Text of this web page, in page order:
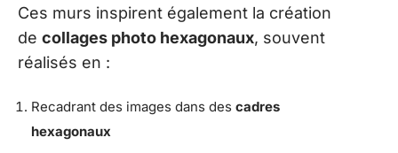
Ces murs inspirent également la création
de collages photo hexagonaux, souvent
réalisés en :
Recadrant des images dans des cadres
hexagonaux